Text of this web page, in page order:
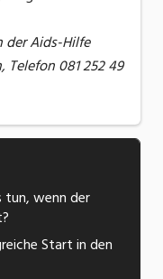
der Aids-Hilfe
081 252 49
tun, wenn der
Start in den